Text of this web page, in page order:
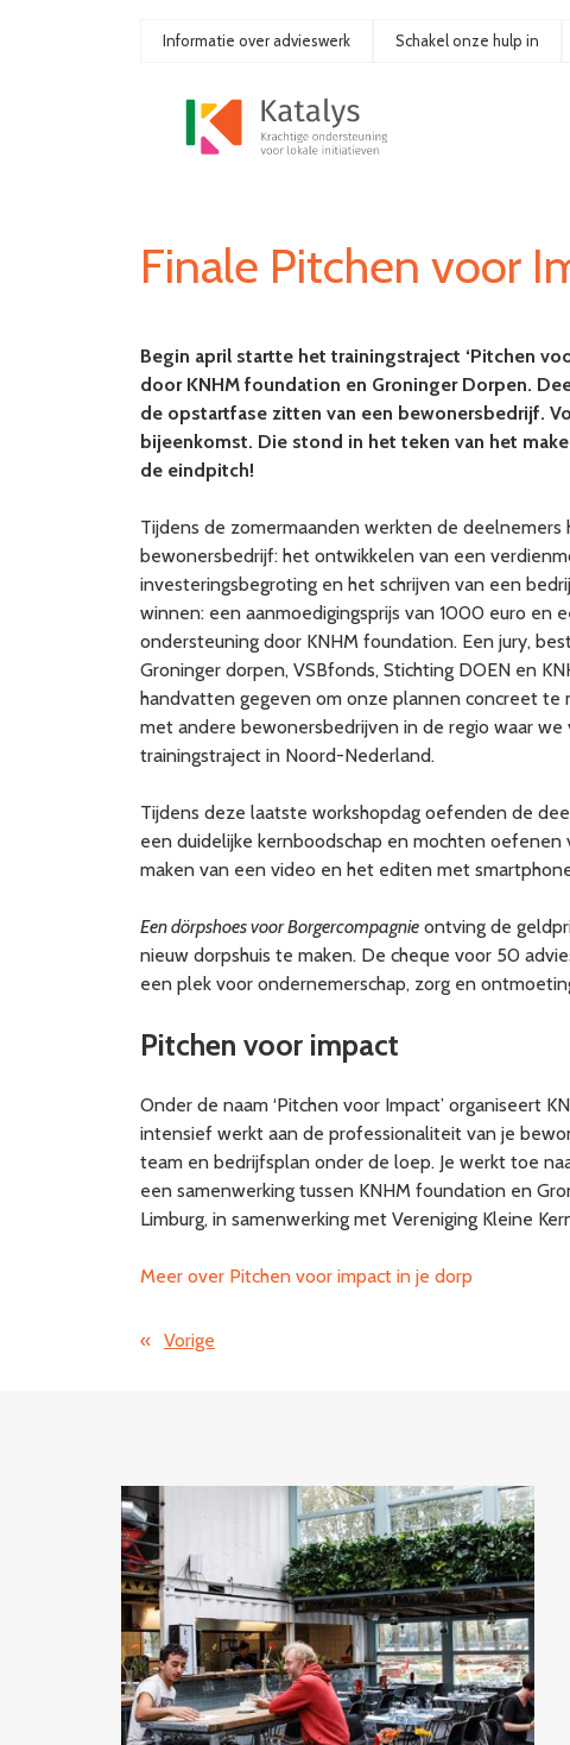
Informatie over advieswerk Schakel onze hulp in
Finale Pitchen voor
Begin april startte het trainingstraject ‘Pitchen
door KNHM foundation en Groninger Dorpen.
de opstartfase zitten van een bewonersbedrijf.
bijeenkomst. Die stond in het teken van het
de eindpitch!
Tijdens de zomermaanden werkten de deelnemers
bewonersbedrijf: het ontwikkelen van een
investeringsbegroting en het schrijven van een
winnen: een aanmoedigingsprijs van 1000 euro en
ondersteuning door KNHM foundation. Een jury,
Groninger dorpen, VSBfonds, Stichting DOEN en
handvatten gegeven om onze plannen concreet
met andere bewonersbedrijven in de regio waar
trainingstraject in Noord-Nederland.
Tijdens deze laatste workshopdag oefenden de
een duidelijke kernboodschap en mochten
maken van een video en het editen met
Een dörpshoes voor Borgercompagnie ontving de
nieuw dorpshuis te maken. De cheque voor 50
een plek voor ondernemerschap, zorg en
Pitchen voor impact
Onder de naam ‘Pitchen voor Impact’ organiseert
intensief werkt aan de professionaliteit van je
team en bedrijfsplan onder de loep. Je werkt toe
een samenwerking tussen KNHM foundation en
Limburg, in samenwerking met Vereniging Kleine
Meer over Pitchen voor impact in je dorp
« Vorige